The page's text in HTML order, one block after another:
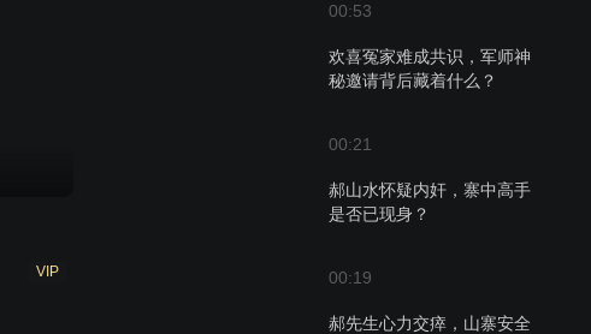
00:53
欢喜冤家难成共识，军师神
秘邀请背后藏着什么？
00:21
郝山水怀疑内奸，寨中高手
是否已现身？
00:19
郝先生心力交瘁，山寨安全
VIP